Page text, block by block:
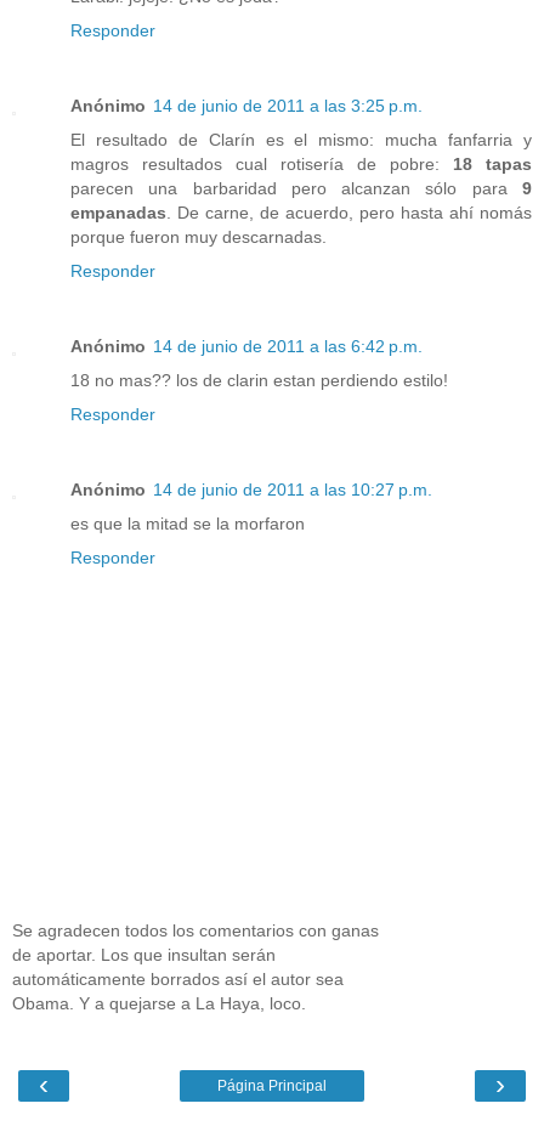
Responder
Anónimo 14 de junio de 2011 a las 3:25 p.m.
El resultado de Clarín es el mismo: mucha fanfarria y
magros resultados cual rotisería de pobre: 18 tapas
parecen una barbaridad pero alcanzan sólo para 9
empanadas . De carne, de acuerdo, pero hasta ahí nomás
porque fueron muy descarnadas.
Responder
Anónimo 14 de junio de 2011 a las 6:42 p.m.
18 no mas?? los de clarin estan perdiendo estilo!
Responder
Anónimo 14 de junio de 2011 a las 10:27 p.m.
es que la mitad se la morfaron
Responder
Se agradecen todos los comentarios con ganas
de aportar. Los que insultan serán
automáticamente borrados así el autor sea
Obama. Y a quejarse a La Haya, loco.
‹ ›
Página Principal